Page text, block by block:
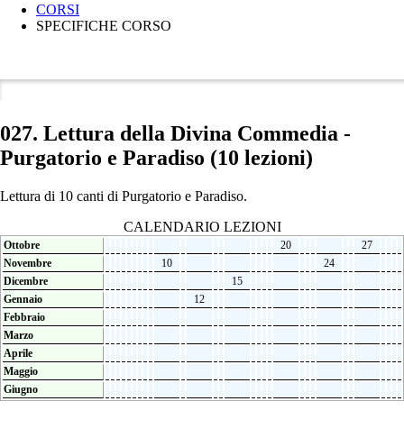
CORSI
SPECIFICHE CORSO
027. Lettura della Divina Commedia -
Purgatorio e Paradiso (10 lezioni)
Lettura di 10 canti di Purgatorio e Paradiso.
CALENDARIO LEZIONI
Ottobre 20
27
Novembre
10
24
Dicembre
15
Gennaio
12
Febbraio
Marzo
Aprile
Maggio
Giugno